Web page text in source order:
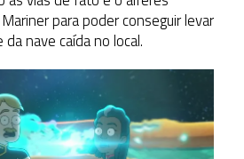
para poder conseguir levar
nave caída no local.